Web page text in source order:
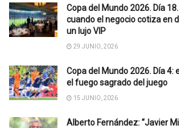
Copa del Mundo 2026. Día
cuando el negocio cotiza en
un lujo VIP
29 JUNIO, 2026
Copa del Mundo 2026. Día 4:
el fuego sagrado del juego
15 JUNIO, 2026
Alberto Fernández: “Javier